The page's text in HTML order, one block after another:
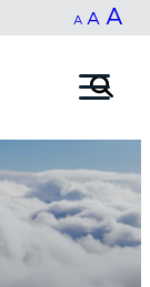
A Decrease
size.
A Reset
size.
A